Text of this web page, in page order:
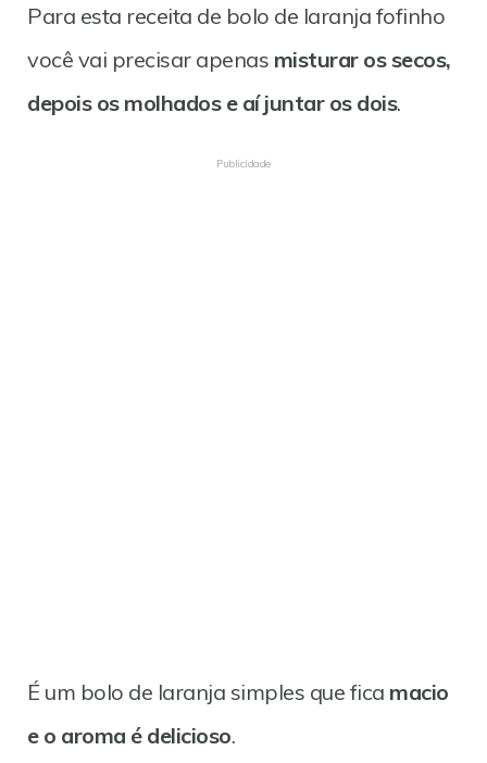
Para esta receita de bolo de laranja fofinho
você vai precisar apenas misturar os secos,
depois os molhados e aí juntar os dois.
Publicidade
É um bolo de laranja simples que fica macio
e o aroma é delicioso.